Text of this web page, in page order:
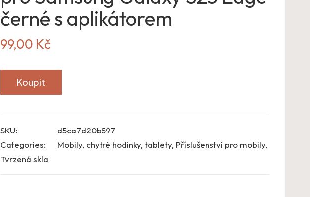
černé s aplikátorem
99,00 Kč
Koupit
SKU:
d5ca7d20b597
Categories:
Mobily, chytré hodinky, tablety, Příslušenství pro mobily,
Tvrzená skla